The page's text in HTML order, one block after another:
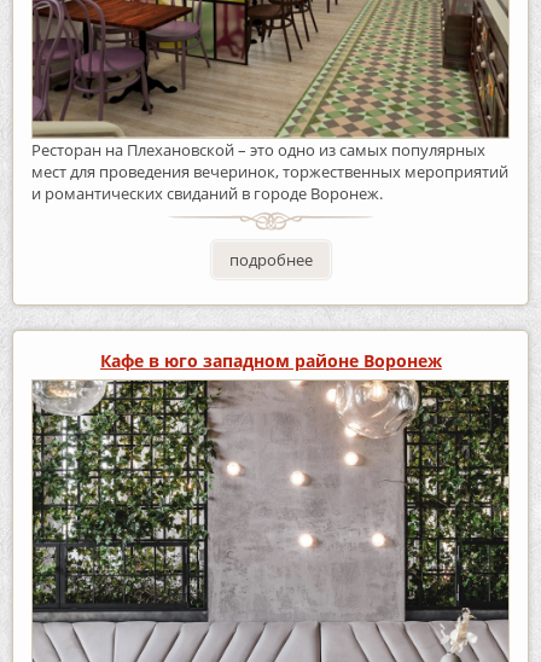
Ресторан на Плехановской – это одно из самых популярных
мест для проведения вечеринок, торжественных мероприятий
и романтических свиданий в городе Воронеж.
подробнее
Кафе в юго западном районе Воронеж